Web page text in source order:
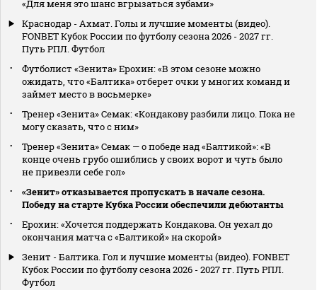
«Для меня это шанс вгрызаться зубами»
Краснодар - Ахмат. Голы и лучшие моменты (видео).
FONBET Кубок России по футболу сезона 2026 - 2027 гг.
Путь РПЛ. Футбол
Футболист «Зенита» Ерохин: «В этом сезоне можно
ожидать, что «Балтика» отберет очки у многих команд и
займет место в восьмерке»
Тренер «Зенита» Семак: «Кондакову разбили лицо. Пока не
могу сказать, что с ним»
Тренер «Зенита» Семак — о победе над «Балтикой»: «В
конце очень грубо ошиблись у своих ворот и чуть было
не привезли себе гол»
«Зенит» отказывается пропускать в начале сезона.
Победу на старте Кубка России обеспечили дебютанты
Ерохин: «Хочется поддержать Кондакова. Он уехал до
окончания матча с «Балтикой» на скорой»
Зенит - Балтика. Гол и лучшие моменты (видео). FONBET
Кубок России по футболу сезона 2026 - 2027 гг. Путь РПЛ.
Футбол